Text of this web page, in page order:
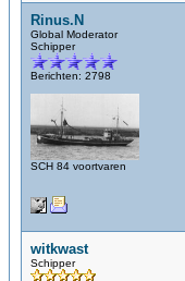
Rinus.N
Global Moderator
Schipper
Berichten: 2798
SCH 84 voortvaren
witkwast
Schipper